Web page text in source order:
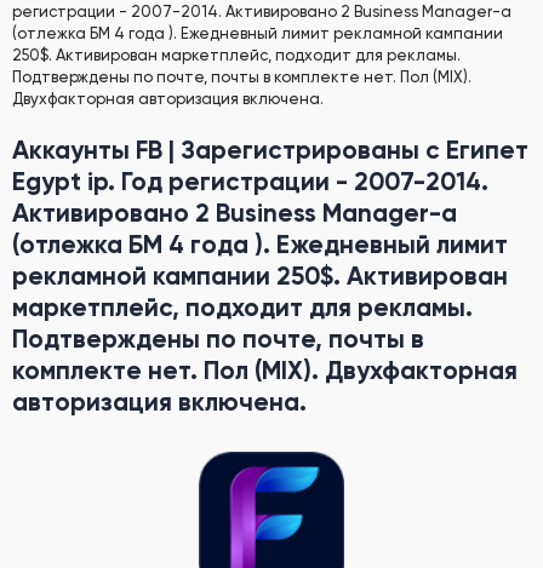
регистрации - 2007-2014. Активировано 2 Business Manager-а
(отлежка БМ 4 года ). Ежедневный лимит рекламной кампании
250$. Активирован маркетплейс, подходит для рекламы.
Подтверждены по почте, почты в комплекте нет. Пол (MIX).
Двухфакторная авторизация включена.
Аккаунты FB | Зарегистрированы с Египет
Egypt ip. Год регистрации - 2007-2014.
Активировано 2 Business Manager-а
(отлежка БМ 4 года ). Ежедневный лимит
рекламной кампании 250$. Активирован
маркетплейс, подходит для рекламы.
Подтверждены по почте, почты в
комплекте нет. Пол (MIX). Двухфакторная
авторизация включена.